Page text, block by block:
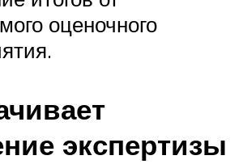
оценочного
экспертизы